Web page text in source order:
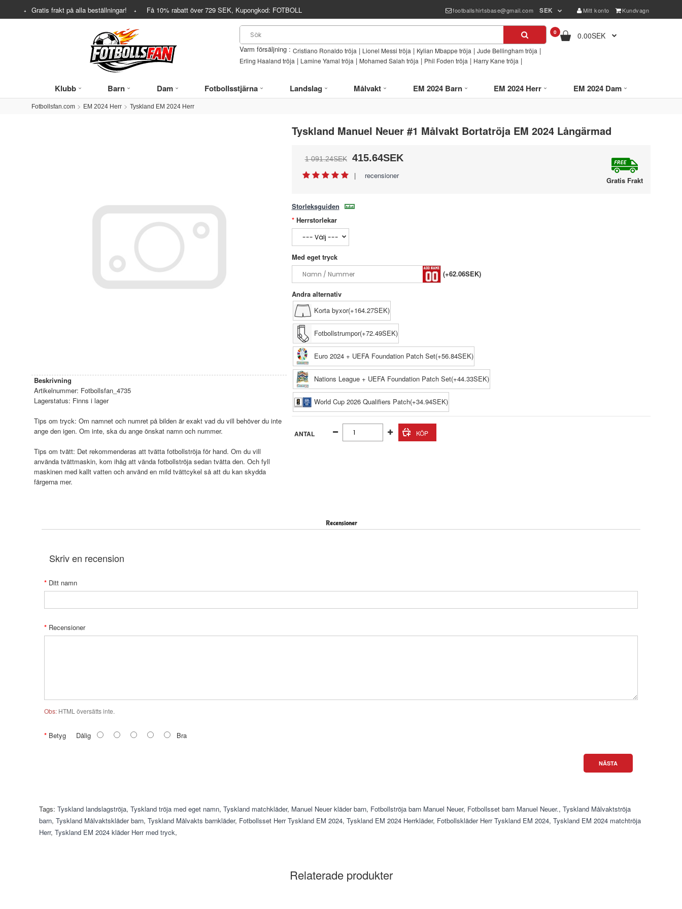
Gratis frakt på alla beställningar! Få 10% rabatt över729 SEK, Kupongkod: FOTBOLL footballshirtsbase@gmail.com SEK Mitt konto Kundvagn
Varm försäljning : Cristiano Ronaldo tröja | Lionel Messi tröja | Kylian Mbappe tröja | Jude Bellingham tröja |
Erling Haaland tröja | Lamine Yamal tröja | Mohamed Salah tröja | Phil Foden tröja | Harry Kane tröja |
0 0.00SEK
Klubb Barn Dam Fotbollsstjärna Landslag Målvakt EM 2024 Barn EM 2024 Herr EM 2024 Dam
Fotbollsfan.com EM 2024 Herr Tyskland EM 2024 Herr
Beskrivning
Artikelnummer: Fotbollsfan_4735
Lagerstatus: Finns i lager
Tips om tryck: Om namnet och numret på bilden är exakt vad du vill behöver du inte
ange den igen. Om inte, ska du ange önskat namn och nummer.
Tips om tvätt: Det rekommenderas att tvätta fotbollströja för hand. Om du vill
använda tvättmaskin, kom ihåg att vända fotbollströja sedan tvätta den. Och fyll
maskinen med kallt vatten och använd en mild tvättcykel så att du kan skydda
färgerna mer.
Tyskland Manuel Neuer #1 Målvakt Bortatröja EM 2024 Långärmad
1 091.24SEK 415.64SEK
| recensioner
Gratis Frakt
Storleksguiden
Herrstorlekar
Med eget tryck
(+62.06SEK)
Andra alternativ
Korta byxor(+164.27SEK)
Fotbollstrumpor(+72.49SEK)
Euro 2024 + UEFA Foundation Patch Set(+56.84SEK)
Nations League + UEFA Foundation Patch Set(+44.33SEK)
World Cup 2026 Qualifiers Patch(+34.94SEK)
ANTAL
Recensioner
Skriv en recension
Ditt namn
Recensioner
Obs: HTML översätts inte.
Betyg Dålig Bra
NÄSTA
Tags: Tyskland landslagströja, Tyskland tröja med eget namn, Tyskland matchkläder, Manuel Neuer kläder barn, Fotbollströja barn Manuel Neuer, Fotbollsset barn Manuel Neuer., Tyskland Målvaktströja
barn, Tyskland Målvaktskläder barn, Tyskland Målvakts barnkläder, Fotbollsset Herr Tyskland EM 2024, Tyskland EM 2024 Herrkläder, Fotbollskläder Herr Tyskland EM 2024, Tyskland EM 2024 matchtröja
Herr, Tyskland EM 2024 kläder Herr med tryck,
Relaterade produkter